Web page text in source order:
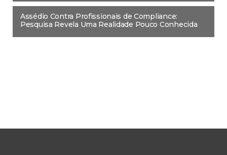
Assédio Contra Profissionais de Compliance:
Pesquisa Revela Uma Realidade Pouco Conhecida